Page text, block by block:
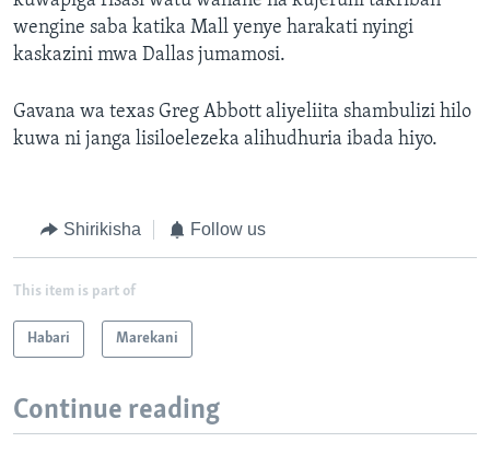
wengine saba katika Mall yenye harakati nyingi
kaskazini mwa Dallas jumamosi.
Gavana wa texas Greg Abbott aliyeliita shambulizi hilo
kuwa ni janga lisiloelezeka alihudhuria ibada hiyo.
Shirikisha Follow us
This item is part of
Habari Marekani
Continue reading